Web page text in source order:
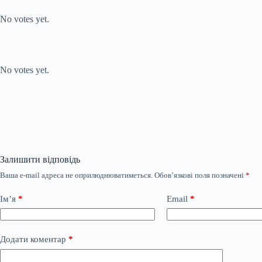
No votes yet.
No votes yet.
Залишити відповідь
Ваша e-mail адреса не оприлюднюватиметься. Обов’язкові поля позначені *
Ім’я * Email *
Додати коментар *